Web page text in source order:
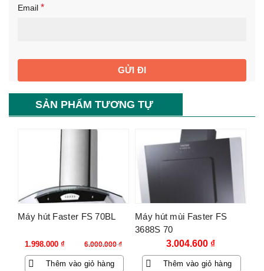
Email *
SẢN PHẨM TƯƠNG TỰ
Máy hút Faster FS 70BL
6.000.000₫
Giá
gốc
là:
1.998.000 ₫
Giá
hiện
tại
Thêm vào giỏ hàng
Máy hút mùi Faster FS
3688S 70
3.004.600 ₫
Thêm vào giỏ hàng